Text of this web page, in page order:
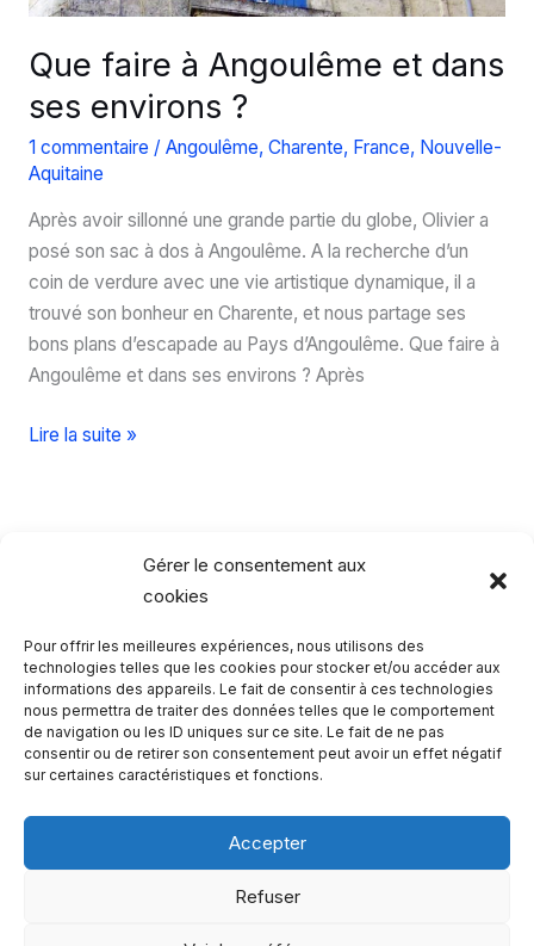
Gérer le consentement aux
cookies
Pour offrir les meilleures expériences, nous utilisons des
technologies telles que les cookies pour stocker et/ou accéder aux
informations des appareils. Le fait de consentir à ces technologies
nous permettra de traiter des données telles que le comportement
de navigation ou les ID uniques sur ce site. Le fait de ne pas
consentir ou de retirer son consentement peut avoir un effet négatif
sur certaines caractéristiques et fonctions.
Accepter
Refuser
Que faire à Angoulême et dans
ses environs ?
1 commentaire / Angoulême, Charente, France, Nouvelle-
Aquitaine
Après avoir sillonné une grande partie du globe, Olivier a
posé son sac à dos à Angoulême. A la recherche d’un
coin de verdure avec une vie artistique dynamique, il a
trouvé son bonheur en Charente, et nous partage ses
bons plans d’escapade au Pays d’Angoulême. Que faire à
Angoulême et dans ses environs ? Après
Que
environs
?
Lire la suite »
Rechercher…
R
e
e
Qui sommes-nous ?